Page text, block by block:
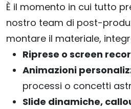
È il momento in cui tutto
nostro team di post-
montare il materiale,
Riprese o screen
Animazioni
processi o concetti
Slide dinamiche,